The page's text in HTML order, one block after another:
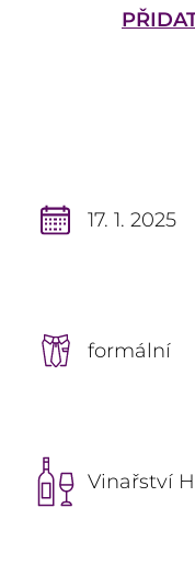
17. 1. 2025
formální
Vinařství